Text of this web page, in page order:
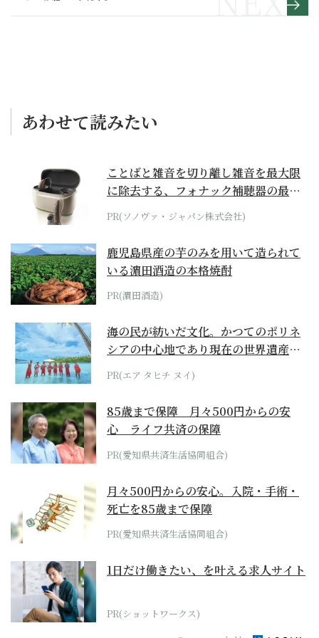
あわせて読みたい
ことばと雑音を切り離し雑音を最大限
に除去する、フォナック補聴器の最上
位モデル
PR(ソノヴァ・ジャパン株式会社)
鹿児島県産の芋のみを用いて造られて
いる濵田酒造の本格焼酎
PR(濵田酒造)
海の民が紡いだ文化。かつてのポリネ
シアの中心地であり現在の世界遺産か
らみえてくる...
PR(エア タヒチ ヌイ)
85歳まで保障 月々500円からの安
心 ライフ共済の保障
PR(愛知県共済生活協同組合)
月々500円からの安心。入院・手術・
死亡を85歳まで保障
PR(愛知県共済生活協同組合)
1日だけ働きたい、を叶える求人サイト
PR(ショットワークス)